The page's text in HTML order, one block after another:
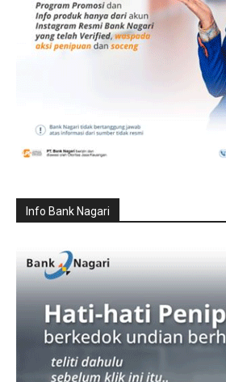
Info Bank Nagari